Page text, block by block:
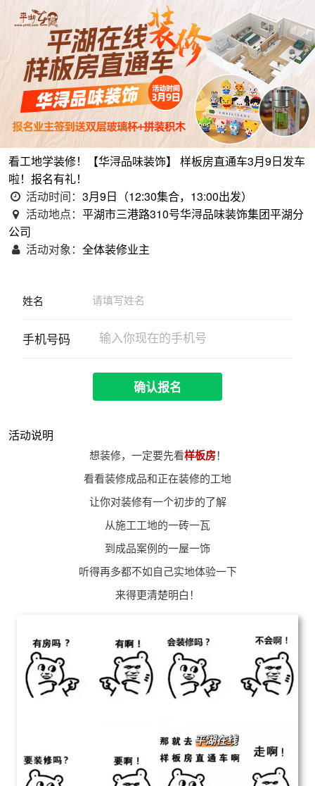
看工地学装修！【华浔品味装饰】 样板房直通车3月9日发车
啦！报名有礼！
活动时间： 3月9日（12:30集合，13:00出发）
活动地点： 平湖市三港路310号华浔品味装饰集团平湖分
公司
活动对象： 全体装修业主
姓名
手机号码
确认报名
活动说明
想装修，一定要先看样板房！
看看装修成品和正在装修的工地
让你对装修有一个初步的了解
从施工工地的一砖一瓦
到成品案例的一屋一饰
听得再多都不如自己实地体验一下
来得更清楚明白！